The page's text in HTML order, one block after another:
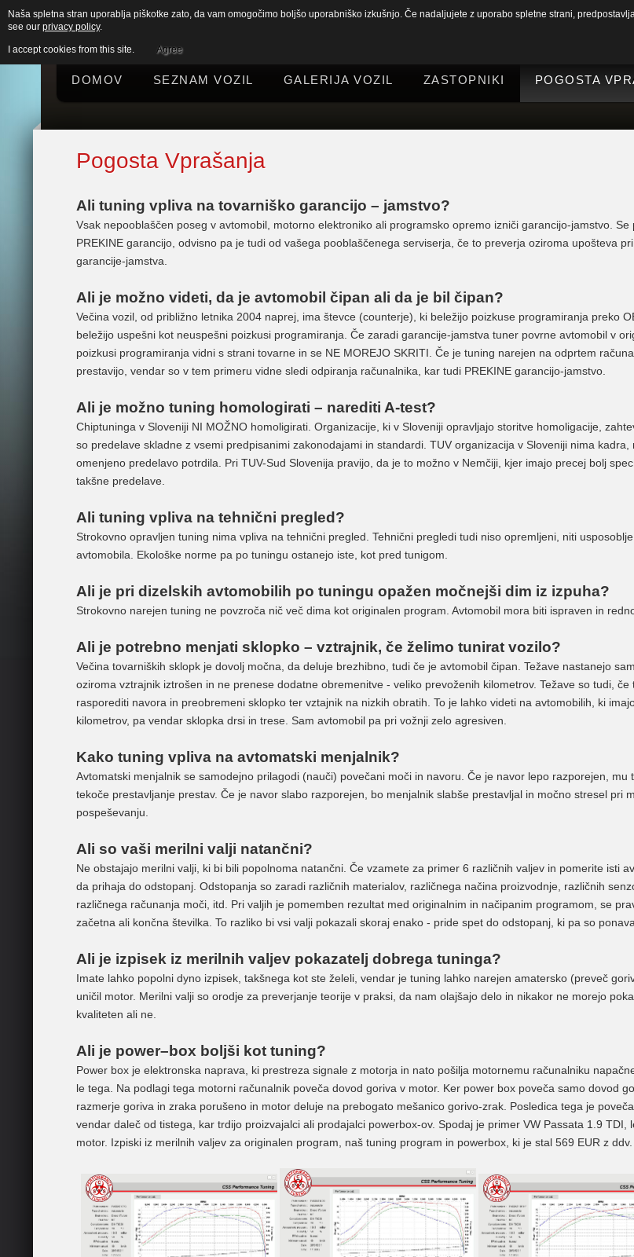
DOMOV SEZNAM VOZIL GALERIJA VOZIL ZASTOPNIKI POGOSTA
Pogosta Vprašanja
Ali tuning vpliva na tovarniško garancijo – jamstvo?
Vsak nepooblaščen poseg v avtomobil, motorno elektroniko ali programsko opremo izniči garancijo-jamstvo. Se
PREKINE garancijo, odvisno pa je tudi od vašega pooblaščenega serviserja, če to preverja oziroma upošteva
garancije-jamstva.
Ali je možno videti, da je avtomobil čipan ali da je bil čipan?
Večina vozil, od približno letnika 2004 naprej, ima števce (counterje), ki beležijo poizkuse programiranja preko
beležijo uspešni kot neuspešni poizkusi programiranja. Če zaradi garancije-jamstva tuner povrne avtomobil v
poizkusi programiranja vidni s strani tovarne in se NE MOREJO SKRITI. Če je tuning narejen na odprtem
prestavijo, vendar so v tem primeru vidne sledi odpiranja računalnika, kar tudi PREKINE garancijo-jamstvo.
Ali je možno tuning homologirati – narediti A-test?
Chiptuninga v Sloveniji NI MOŽNO homoligirati. Organizacije, ki v Sloveniji opravljajo storitve homoligacije,
so predelave skladne z vsemi predpisanimi zakonodajami in standardi. TUV organizacija v Sloveniji nima kadra,
omenjeno predelavo potrdila. Pri TUV-Sud Slovenija pravijo, da je to možno v Nemčiji, kjer imajo precej bolj
takšne predelave.
Ali tuning vpliva na tehnični pregled?
Strokovno opravljen tuning nima vpliva na tehnični pregled. Tehnični pregledi tudi niso opremljeni, niti
avtomobila. Ekološke norme pa po tuningu ostanejo iste, kot pred tunigom.
Ali je pri dizelskih avtomobilih po tuningu opažen močnejši dim iz izpuha?
Strokovno narejen tuning ne povzroča nič več dima kot originalen program. Avtomobil mora biti ispraven in
Ali je potrebno menjati sklopko – vztrajnik, če želimo tunirat vozilo?
Večina tovarniških sklopk je dovolj močna, da deluje brezhibno, tudi če je avtomobil čipan. Težave nastanejo
oziroma vztrajnik iztrošen in ne prenese dodatne obremenitve - veliko prevoženih kilometrov. Težave so tudi, če
rasporediti navora in preobremeni sklopko ter vztajnik na nizkih obratih. To je lahko videti na avtomobilih, ki
kilometrov, pa vendar sklopka drsi in trese. Sam avtomobil pa pri vožnji zelo agresiven.
Kako tuning vpliva na avtomatski menjalnik?
Avtomatski menjalnik se samodejno prilagodi (nauči) povečani moči in navoru. Če je navor lepo razporejen, mu
tekoče prestavljanje prestav. Če je navor slabo razporejen, bo menjalnik slabše prestavljal in močno stresel pri
pospeševanju.
Ali so vaši merilni valji natančni?
Ne obstajajo merilni valji, ki bi bili popolnoma natančni. Če vzamete za primer 6 različnih valjev in pomerite isti
da prihaja do odstopanj. Odstopanja so zaradi različnih materialov, različnega načina proizvodnje, različnih
različnega računanja moči, itd. Pri valjih je pomemben rezultat med originalnim in načipanim programom, se
začetna ali končna številka. To razliko bi vsi valji pokazali skoraj enako - pride spet do odstopanj, ki pa so
Ali je izpisek iz merilnih valjev pokazatelj dobrega tuninga?
Imate lahko popolni dyno izpisek, takšnega kot ste želeli, vendar je tuning lahko narejen amatersko (preveč
uničil motor. Merilni valji so orodje za preverjanje teorije v praksi, da nam olajšajo delo in nikakor ne morejo
kvaliteten ali ne.
Ali je power–box boljši kot tuning?
Power box je elektronska naprava, ki prestreza signale z motorja in nato pošilja motornemu računalniku
le tega. Na podlagi tega motorni računalnik poveča dovod goriva v motor. Ker power box poveča samo dovod
razmerje goriva in zraka porušeno in motor deluje na prebogato mešanico gorivo-zrak. Posledica tega je
vendar daleč od tistega, kar trdijo proizvajalci ali prodajalci powerbox-ov. Spodaj je primer VW Passata 1.9 TDI,
motor. Izpiski iz merilnih valjev za originalen program, naš tuning program in powerbox, ki je stal 569 EUR z ddv.
Naša spletna stran uporablja piškotke zato, da vam omogočimo boljšo uporabniško izkušnjo. Če nadaljujete z uporabo spletne strani,
see our privacy policy.
I accept cookies from this site. Agree